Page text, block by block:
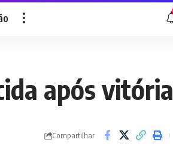
após vitória
Compartilhar